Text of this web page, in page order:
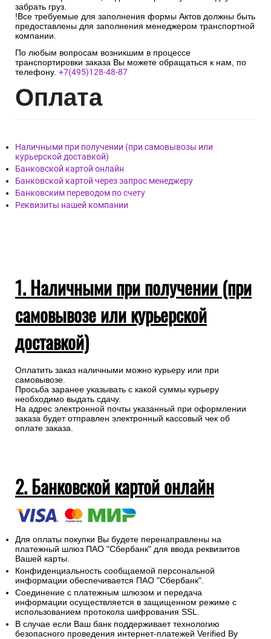
забрать груз.
!Все требуемые для заполнения формы Актов должны быть
предоставлены для заполнения менеджером транспортной
компании.
По любым вопросам возникшим в процессе
транспортировки заказа Вы можете обращаться к нам, по
телефону. +7(495)128-48-87
Оплата
Наличными при получении (при самовывозы или
курьерской доставкой)
Банковской картой онлайн
Банковской картой через запрос менеджеру
Банковским переводом по счету
Реквизиты нашей компании
1. Наличными при получении (при
самовывозе или курьерской
доставкой)
Оплатить заказ наличными можно курьеру или при
самовывозе.
Просьба заранее указывать с какой суммы курьеру
необходимо выдать сдачу.
На адрес электронной почты указанный при оформлении
заказа будет отправлен электронный кассовый чек об
оплате заказа.
2. Банковской картой онлайн
Для оплаты покупки Вы будете перенаправлены на
платежный шлюз ПАО "Сбербанк" для ввода реквизитов
Вашей карты.
Конфиденциальность сообщаемой персональной
информации обеспечивается ПАО "Сбербанк".
Соединение с платежным шлюзом и передача
информации осуществляется в защищенном режиме с
использованием протокола шифрования SSL.
В случае если Ваш банк поддерживает технологию
безопасного проведения интернет-платежей Verified By